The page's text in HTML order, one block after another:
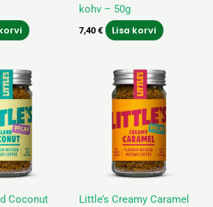
kohv– 50g
7,40 € Lisa korvi
Coconut
Little’s Creamy Caramel